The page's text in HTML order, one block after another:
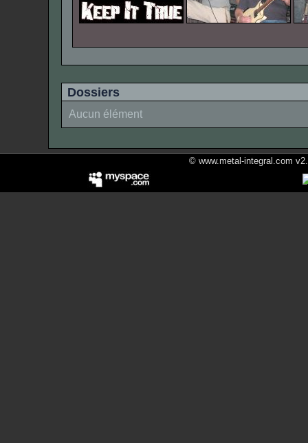
Dossiers
Aucun élément
© www.metal-integral.com